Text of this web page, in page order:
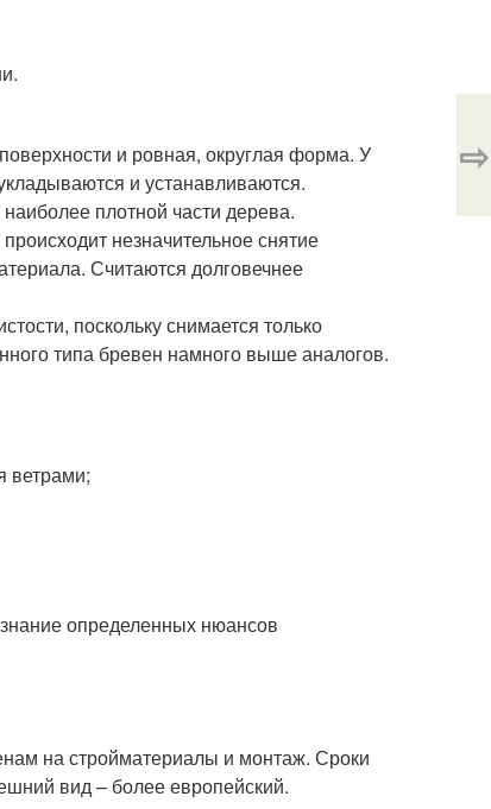
и ровная, округлая форма. У
и устанавливаются.
плотной части дерева.
незначительное снятие
Считаются долговечнее
поскольку снимается только
типа бревен намного выше аналогов.
ветрами;
определенных нюансов
на стройматериалы и монтаж. Сроки
вид – более европейский.
⇨